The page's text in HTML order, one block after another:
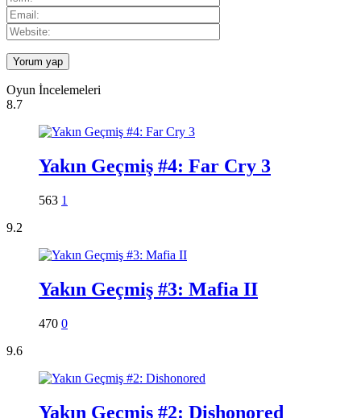
Oyun İncelemeleri
8.7
Yakın Geçmiş #4: Far Cry 3
563 1
9.2
Yakın Geçmiş #3: Mafia II
470 0
9.6
Yakın Geçmiş #2: Dishonored